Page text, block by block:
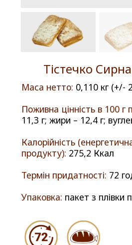
Тістечко
Маса нетто: 0,110 кг (+/-
Поживна цінність в 100 г
11,3 г; жири – 12,4 г;
Калорійність
продукту): 275,2 Ккал
Термін придатності: 72
Упаковка: пакет з плівки